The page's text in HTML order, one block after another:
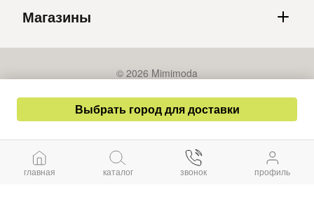
Выбрать город для доставки
Магазины
© 2026 Mimimoda
Политика конфиденциальности
Разработка сайта – СайтКрафт
главная каталог звонок профиль